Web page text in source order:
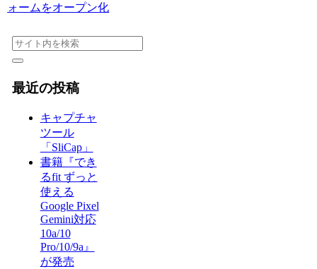
ォームをオープン化
最近の投稿
キャプチャ
ツール
「SliCap」
書籍『でき
るfit ずっと
使える
Google Pixel
Gemini対応
10a/10
Pro/10/9a』
が発売